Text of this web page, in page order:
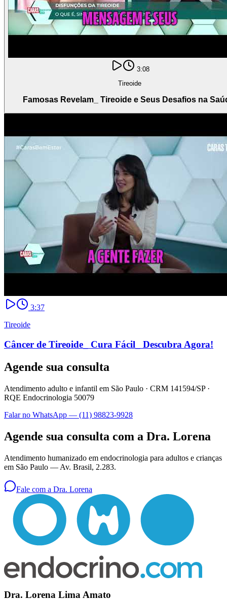
3:08
Tireoide
Famosas Revelam_ Tireoide e Seus Desafios na
3:37
Tireoide
Câncer de Tireoide_ Cura Fácil_ Descubra Agora!
Agende sua consulta
Atendimento adulto e infantil em São Paulo · CRM 141594/SP·
RQE Endocrinologia 50079
Falar no WhatsApp — (11) 98823-9928
Agende sua consulta com a Dra. Lorena
Atendimento humanizado em endocrinologia para adultos e crianças
em São Paulo — Av. Brasil, 2.283.
Fale com a Dra. Lorena
Dra. Lorena Lima Amato